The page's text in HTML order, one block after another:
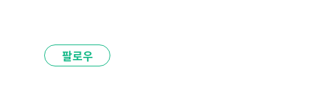
팔로우